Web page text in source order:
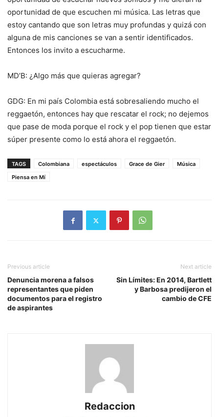
oportunidad de que escuchen mi música. Las letras que
estoy cantando que son letras muy profundas y quizá con
alguna de mis canciones se van a sentir identificados.
Entonces los invito a escucharme.
MD’B: ¿Algo más que quieras agregar?
GDG: En mi país Colombia está sobresaliendo mucho el
reggaetón, entonces hay que rescatar el rock; no dejemos
que pase de moda porque el rock y el pop tienen que estar
súper presente como lo está ahora el reggaetón.
TAGS Colombiana espectáculos Grace de Gier
Música
Piensa en Mí
Previous article
Denuncia morena a falsos
representantes que piden
documentos para el registro
de aspirantes
Next article
Sin Límites: En 2014, Bartlett
y Barbosa predijeron el
cambio de CFE
Redaccion